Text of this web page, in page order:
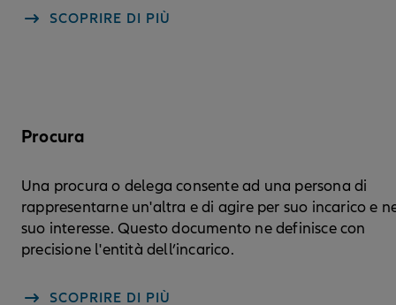
SCOPRIRE DI PIÙ
Procura
Una procura o delega consente ad una persona di
rappresentarne un'altra e di agire per suo incarico e
suo interesse. Questo documento ne definisce con
precisione l'entità dell’incarico.
SCOPRIRE DI PIÙ